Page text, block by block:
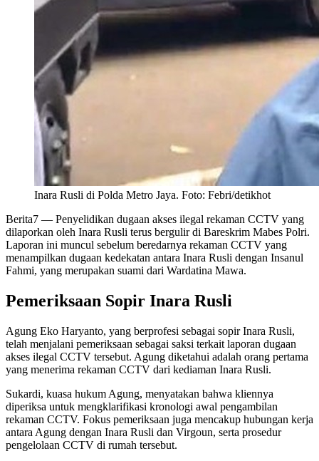
Inara Rusli di Polda Metro Jaya. Foto: Febri/detikhot
Berita7 — Penyelidikan dugaan akses ilegal rekaman CCTV yang
dilaporkan oleh Inara Rusli terus bergulir di Bareskrim Mabes Polri.
Laporan ini muncul sebelum beredarnya rekaman CCTV yang
menampilkan dugaan kedekatan antara Inara Rusli dengan Insanul
Fahmi, yang merupakan suami dari Wardatina Mawa.
Pemeriksaan Sopir Inara Rusli
Agung Eko Haryanto, yang berprofesi sebagai sopir Inara Rusli,
telah menjalani pemeriksaan sebagai saksi terkait laporan dugaan
akses ilegal CCTV tersebut. Agung diketahui adalah orang pertama
yang menerima rekaman CCTV dari kediaman Inara Rusli.
Sukardi, kuasa hukum Agung, menyatakan bahwa kliennya
diperiksa untuk mengklarifikasi kronologi awal pengambilan
rekaman CCTV. Fokus pemeriksaan juga mencakup hubungan kerja
antara Agung dengan Inara Rusli dan Virgoun, serta prosedur
pengelolaan CCTV di rumah tersebut.